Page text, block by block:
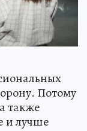
Потому
также
и лучше